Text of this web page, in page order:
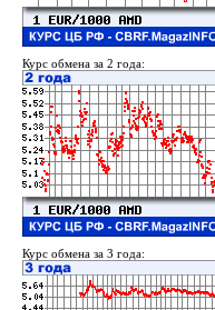
Курс обмена за 2 года:
Курс обмена за 3 года: